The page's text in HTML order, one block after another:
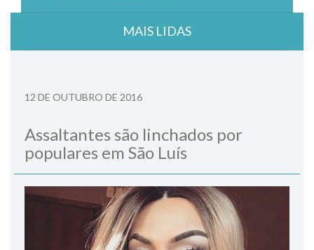
MAIS LIDAS
12 DE OUTUBRO DE 2016
Assaltantes são linchados por
populares em São Luís